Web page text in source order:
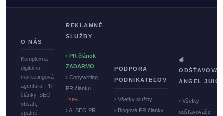
O NÁS
Komplexná
digitálna
marketingová
agentúra. PR
články, SEO
obsah,
spätné
REKLAMNÉ
SLUŽBY
› PR článok
ZADARMO
› Copywriting
PR článku
-20%
› AI SEO PR
PODPORA
PODNIKATEĽOV
› Všetky služby
› Blogové PR články
🍏
ANGEL
› Všetky
odšťavovače